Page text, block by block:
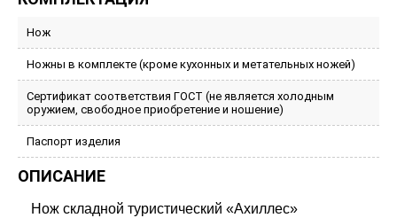
Нож
Ножны в комплекте (кроме кухонных и метательных ножей)
Сертификат соответствия ГОСТ (не является холодным
оружием, свободное приобретение и ношение)
Паспорт изделия
ОПИСАНИЕ
Нож складной туристический «Ахиллес»